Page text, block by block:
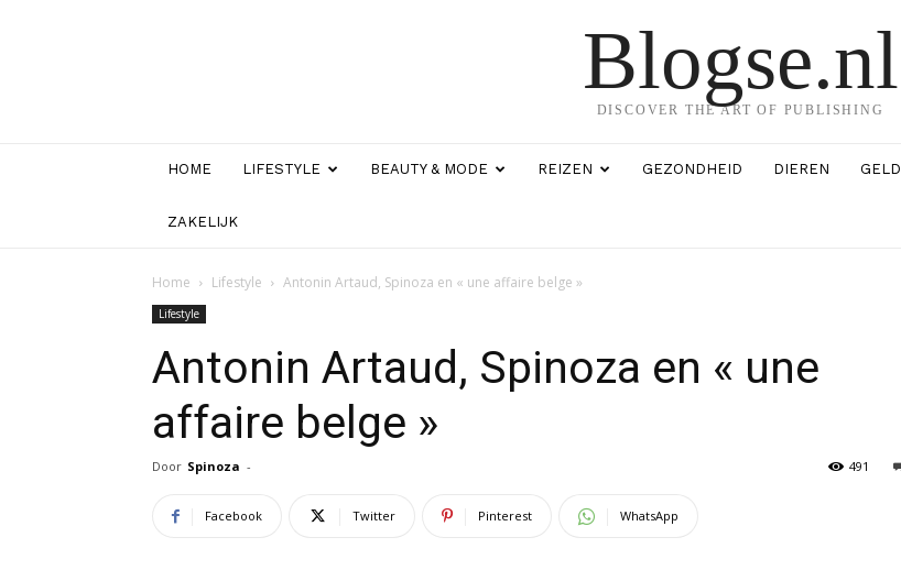
Blogse.nl
DISCOVER THE ART OF PUBLISHING
HOME LIFESTYLE BEAUTY & MODE REIZEN GEZONDHEID DIEREN GELD
ZAKELIJK
Home Lifestyle Antonin Artaud, Spinoza en « une affaire belge »
Lifestyle
Antonin Artaud, Spinoza en « une
affaire belge »
Door Spinoza - 491
Facebook Twitter Pinterest WhatsApp